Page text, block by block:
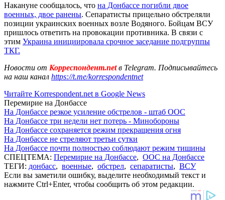
Накануне сообщалось, что на Донбассе погибли двое
военных, двое ранены. Сепаратисты прицельно обстреляли
позиции украинских военных возле Водяного. Бойцам ВСУ
пришлось ответить на провокации противника. В связи с
этим Украина инициировала срочное заседание подгруппы
ТКГ.
Новости от Корреспондент.netв Telegram. Подписывайтесь
на наш канал https://t.me/korrespondentnet
Читайте Korrespondent.net в Google News
Перемирие на Донбассе
На Донбассе резкое усиление обстрелов - штаб ООС
На Донбассе три недели нет потерь - Минобороны
На Донбассе сохраняется режим прекращения огня
На Донбассе не стреляют третьи сутки
На Донбассе почти полностью соблюдают режим тишины
СПЕЦТЕМА: Перемирие на Донбассе, ООС на Донбассе
ТЕГИ: донбасс, военные, обстрел, сепаратисты, ВСУ
Если вы заметили ошибку, выделите необходимый текст и
нажмите Ctrl+Enter, чтобы сообщить об этом редакции.